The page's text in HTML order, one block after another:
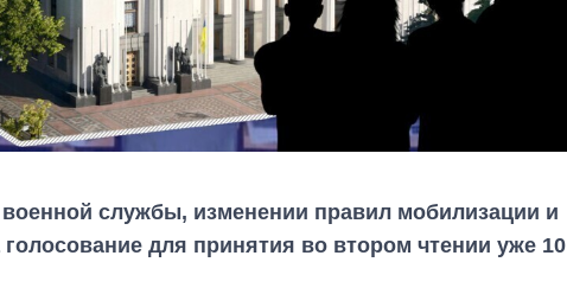
службы, изменении правил мобилизации и
голосование для принятия во втором чтении уже 10